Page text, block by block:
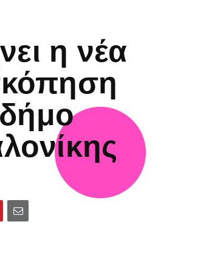
η νέα